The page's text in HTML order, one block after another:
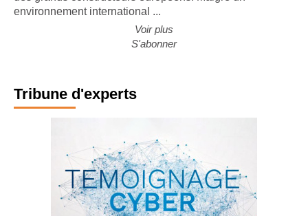
des grands constructeurs européens. Malgré un
Voir plus
Tribune d'experts